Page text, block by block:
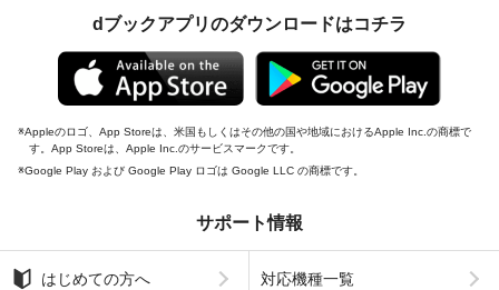
dブックアプリのダウンロードはコチラ
Appleのロゴ、App Storeは、米国もしくはその他の国や地域におけるApple Inc.の商標で
す。App Storeは、Apple Inc.のサービスマークです。
Google Play および Google Play ロゴは Google LLC の商標です。
サポート情報
はじめての方へ 対応機種一覧